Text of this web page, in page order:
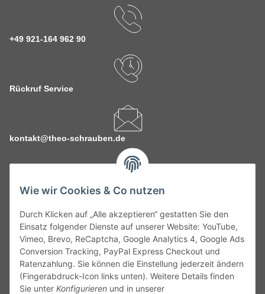
Wie wir Cookies & Co nutzen
Durch Klicken auf „Alle akzeptieren“ gestatten Sie den
Einsatz folgender Dienste auf unserer Website: YouTube,
Vimeo, Brevo, ReCaptcha, Google Analytics 4, Google Ads
Conversion Tracking, PayPal Express Checkout und
Ratenzahlung. Sie können die Einstellung jederzeit ändern
(Fingerabdruck-Icon links unten). Weitere Details finden
Sie unter Konfigurieren und in unserer
+49 921-164 962 90
Rückruf Service
kontakt@theo-schrauben.de
Service
Gesetzliche Informationen
Alle technischen Angaben ohne Gewähr. Irrtümer und fehlerhafte